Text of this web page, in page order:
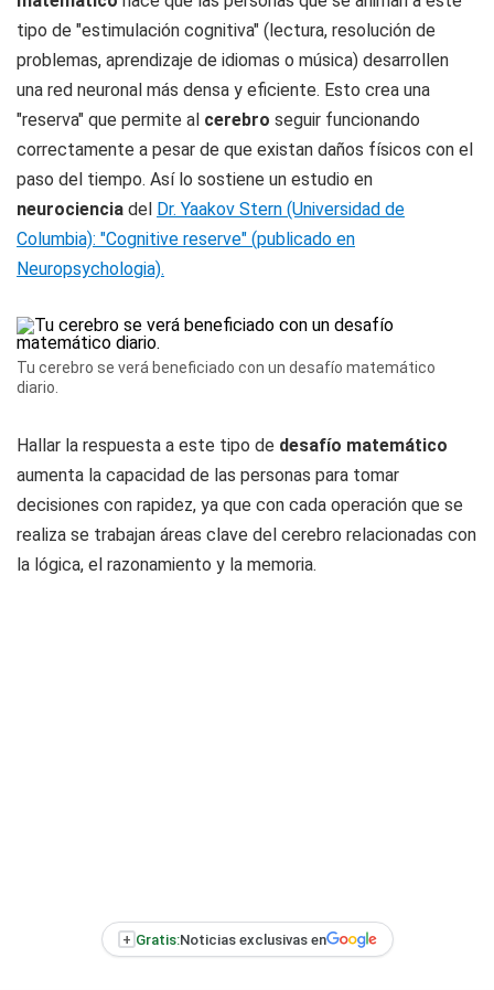
tipo de "estimulación cognitiva" (lectura, resolución de
problemas, aprendizaje de idiomas o música) desarrollen
una red neuronal más densa y eficiente. Esto crea una
"reserva" que permite al cerebro seguir funcionando
correctamente a pesar de que existan daños físicos con el
paso del tiempo. Así lo sostiene un estudio en
neurociencia del Dr. Yaakov Stern (Universidad de
Columbia): "Cognitive reserve" (publicado en
Neuropsychologia).
Tu cerebro se verá beneficiado con un desafío matemático
diario.
Hallar la respuesta a este tipo de desafío matemático
aumenta la capacidad de las personas para tomar
decisiones con rapidez, ya que con cada operación que se
realiza se trabajan áreas clave del cerebro relacionadas con
la lógica, el razonamiento y la memoria.
+ Gratis:Noticias exclusivas en